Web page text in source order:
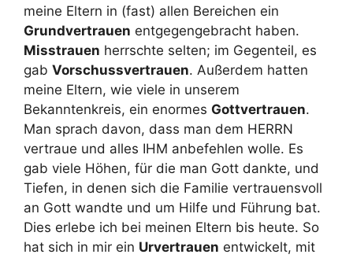
meine Eltern in (fast) allen Bereichen ein
Grundvertrauen entgegengebracht haben.
Misstrauen herrschte selten; im Gegenteil, es
gab Vorschussvertrauen. Außerdem hatten
meine Eltern, wie viele in unserem
Bekanntenkreis, ein enormes Gottvertrauen.
Man sprach davon, dass man dem HERRN
vertraue und alles IHM anbefehlen wolle. Es
gab viele Höhen, für die man Gott dankte, und
Tiefen, in denen sich die Familie vertrauensvoll
an Gott wandte und um Hilfe und Führung bat.
Dies erlebe ich bei meinen Eltern bis heute. So
hat sich in mir ein Urvertrauen entwickelt, mit